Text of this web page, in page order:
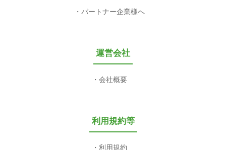
パートナー企業様へ
運営会社
会社概要
利用規約等
利用規約